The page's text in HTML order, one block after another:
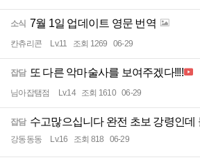
소식 7월 1일 업데이트 영문 번역
칸츄리콘 Lv.11 조회 1269 06-29
잡담 또 다른 악마술사를 보여주겠다!!!!
님아잡탬점 Lv.14 조회 1610 06-29
잡담 수고많으십니다 완전 초보 강령인데
강동동동 Lv.16 조회 818 06-29